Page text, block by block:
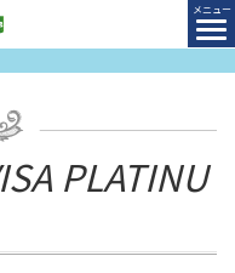
PLATINU